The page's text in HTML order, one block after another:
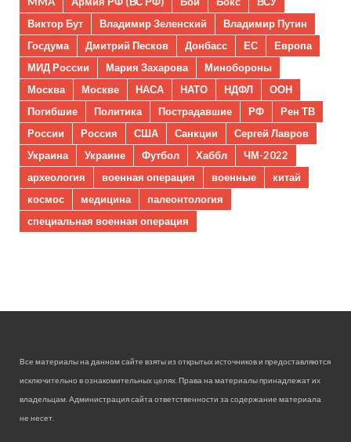
Виктор Бут
Владимир Зеленский
Владимир Путин
Госдума
Дмитрий Песков Донбасс ЕС
Европа
МИД России
Мария Захарова
Минобороны
Москва
Москве НАСА НАТО НДФЛ
ООН
Погибшие
Политика Пострадавшие РФ
Рен ТВ
России
Россия США Санкции
Сергей Лавров
Украина
Украине Футбол Хаббл
ЧМ-2022
археология
военная операция военные
китай
космос
медицина
палеонтология
специальная военная операция
Все материалы на данном сайте взяты из открытых источников и предоставляются
исключительно в ознакомительных целях. Права на материалы принадлежат их
владельцам. Администрация сайта ответственности за содержание материала
не несет.